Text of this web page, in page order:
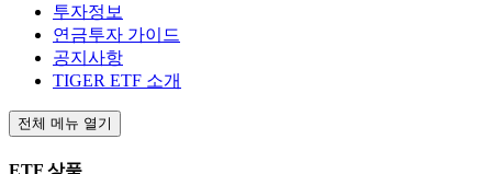
투자정보
연금투자 가이드
공지사항
TIGER ETF 소개
전체 메뉴 열기